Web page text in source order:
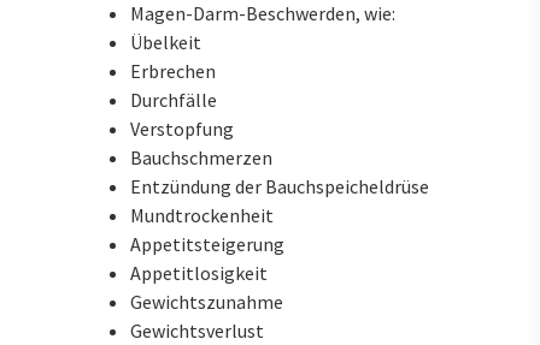
Magen-Darm-Beschwerden, wie:
Übelkeit
Erbrechen
Durchfälle
Verstopfung
Bauchschmerzen
Entzündung der Bauchspeicheldrüse
Mundtrockenheit
Appetitsteigerung
Appetitlosigkeit
Gewichtszunahme
Gewichtsverlust